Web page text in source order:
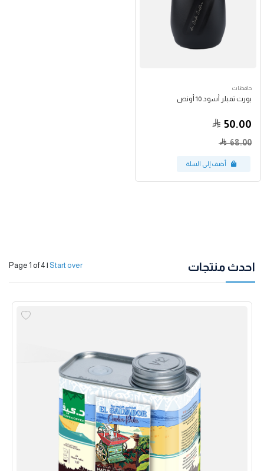
حافظات
بورت تمبلر أسود 10 أونص
50.00
68.00
احدث منتجات Page 1 of 4 | Start over